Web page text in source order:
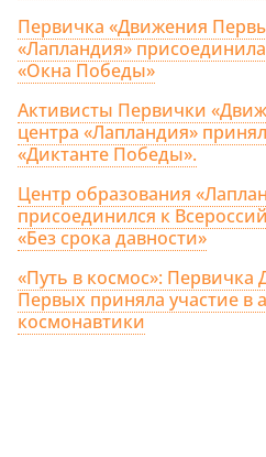
Первичка «Движения
«Лапландия»
«Окна Победы»
Активисты Первички
центра «Лапландия»
«Диктанте Победы».
Центр образования
присоединился к
«Без срока давности»
«Путь в космос»: Первичка
Первых приняла участие в
космонавтики